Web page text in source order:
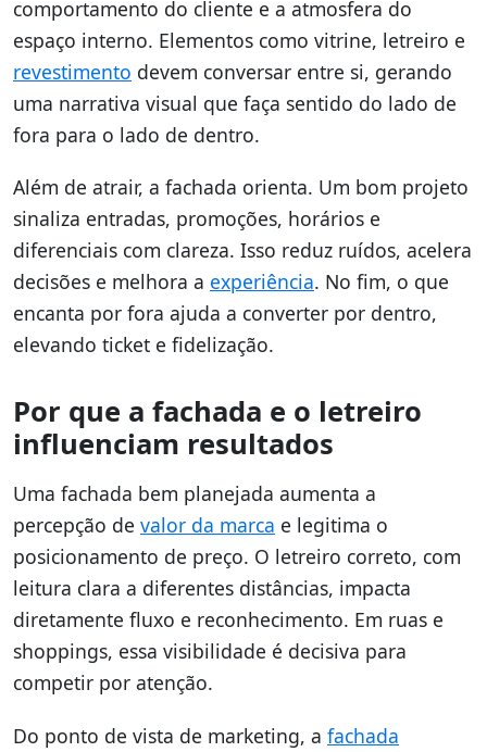
comportamento do cliente e a atmosfera do
espaço interno. Elementos como vitrine, letreiro e
revestimento devem conversar entre si, gerando
uma narrativa visual que faça sentido do lado de
fora para o lado de dentro.
Além de atrair, a fachada orienta. Um bom projeto
sinaliza entradas, promoções, horários e
diferenciais com clareza. Isso reduz ruídos, acelera
decisões e melhora a experiência. No fim, o que
encanta por fora ajuda a converter por dentro,
elevando ticket e fidelização.
Por que a fachada e o letreiro
influenciam resultados
Uma fachada bem planejada aumenta a
percepção de valor da marca e legitima o
posicionamento de preço. O letreiro correto, com
leitura clara a diferentes distâncias, impacta
diretamente fluxo e reconhecimento. Em ruas e
shoppings, essa visibilidade é decisiva para
competir por atenção.
Do ponto de vista de marketing, a fachada